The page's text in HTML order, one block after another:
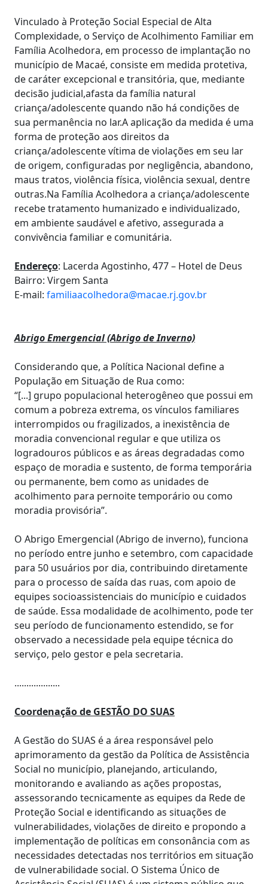
Vinculado à Proteção Social Especial de Alta
Complexidade, o Serviço de Acolhimento Familiar em
Família Acolhedora, em processo de implantação no
município de Macaé, consiste em medida protetiva,
de caráter excepcional e transitória, que, mediante
decisão judicial,afasta da família natural
criança/adolescente quando não há condições de
sua permanência no lar.A aplicação da medida é uma
forma de proteção aos direitos da
criança/adolescente vítima de violações em seu lar
de origem, configuradas por negligência, abandono,
maus tratos, violência física, violência sexual, dentre
outras.Na Família Acolhedora a criança/adolescente
recebe tratamento humanizado e individualizado,
em ambiente saudável e afetivo, assegurada a
convivência familiar e comunitária.
Endereço: Lacerda Agostinho, 477 – Hotel de Deus
Bairro: Virgem Santa
E-mail: familiaacolhedora@macae.rj.gov.br
Abrigo Emergencial (Abrigo de Inverno)
Considerando que, a Política Nacional define a
População em Situação de Rua como:
“[...] grupo populacional heterogêneo que possui em
comum a pobreza extrema, os vínculos familiares
interrompidos ou fragilizados, a inexistência de
moradia convencional regular e que utiliza os
logradouros públicos e as áreas degradadas como
espaço de moradia e sustento, de forma temporária
ou permanente, bem como as unidades de
acolhimento para pernoite temporário ou como
moradia provisória”.
O Abrigo Emergencial (Abrigo de inverno), funciona
no período entre junho e setembro, com capacidade
para 50 usuários por dia, contribuindo diretamente
para o processo de saída das ruas, com apoio de
equipes socioassistenciais do município e cuidados
de saúde. Essa modalidade de acolhimento, pode ter
seu período de funcionamento estendido, se for
observado a necessidade pela equipe técnica do
serviço, pelo gestor e pela secretaria.
...................
Coordenação de GESTÃO DO SUAS
A Gestão do SUAS é a área responsável pelo
aprimoramento da gestão da Política de Assistência
Social no município, planejando, articulando,
monitorando e avaliando as ações propostas,
assessorando tecnicamente as equipes da Rede de
Proteção Social e identificando as situações de
vulnerabilidades, violações de direito e propondo a
implementação de políticas em consonância com as
necessidades detectadas nos territórios em situação
de vulnerabilidade social. O Sistema Único de